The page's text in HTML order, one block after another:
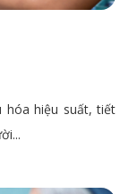
hóa hiệu suất, tiết